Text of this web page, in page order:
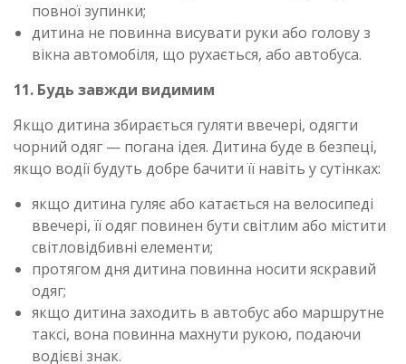
повної зупинки;
дитина не повинна висувати руки або голову з
вікна автомобіля, що рухається, або автобуса.
11. Будь завжди видимим
Якщо дитина збирається гуляти ввечері, одягти
чорний одяг — погана ідея. Дитина буде в безпеці,
якщо водії будуть добре бачити її навіть у сутінках:
якщо дитина гуляє або катається на велосипеді
ввечері, її одяг повинен бути світлим або містити
світловідбивні елементи;
протягом дня дитина повинна носити яскравий
одяг;
якщо дитина заходить в автобус або маршрутне
таксі, вона повинна махнути рукою, подаючи
водієві знак.